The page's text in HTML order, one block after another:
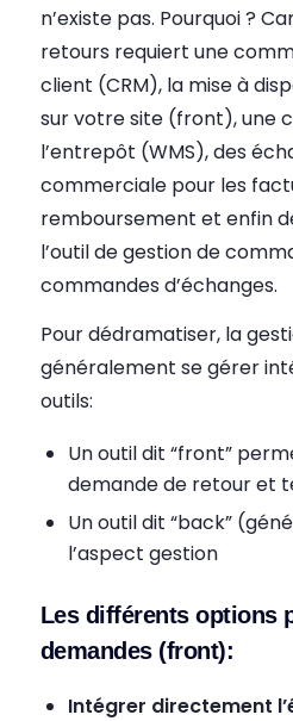
n’existe pas. Pourquoi ?
retours requiert une
client (CRM), la mise à
sur votre site (front), une
l’entrepôt (WMS), des
commerciale pour les
remboursement et enfin
l’outil de gestion de
commandes d’échanges.
Pour dédramatiser, la
généralement se gérer
outils:
Un outil dit “front”
demande de retour et
Un outil dit “back”
l’aspect gestion
Les différents options
demandes (front):
Intégrer directement